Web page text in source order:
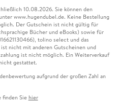
10.08.2026. Sie können den
www.hugendubel.de. Keine Bestellung
Der Gutschein ist nicht gültig für
Bücher und eBooks) sowie für
tolino select und das
nicht mit anderen Gutscheinen und
ist nicht möglich. Ein Weiterverkauf
gestattet.
aufgrund der großen Zahl an
finden Sie hier